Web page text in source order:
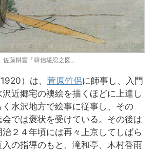
佐藤耕雲「韓信堪忍之図」
）は、 菅原竹侶に師事し、入門
沢近郷宅の襖絵を描くほどに上達し
水沢地方で絵事に従事し、その
では褒状を受けている。その後は
２４年頃には再々上京してしばら
入の指導のもと、滝和亭、木村香雨